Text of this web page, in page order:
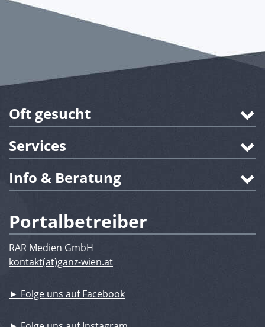
Oft gesucht
Services
Info & Beratung
Portalbetreiber
RAR Medien GmbH
kontakt(at)ganz-wien.at
► Folge uns auf Facebook